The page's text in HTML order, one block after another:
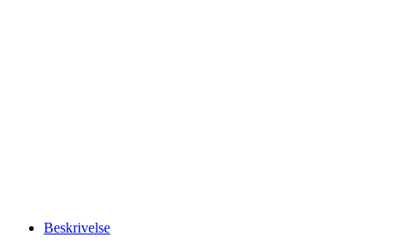
Beskrivelse